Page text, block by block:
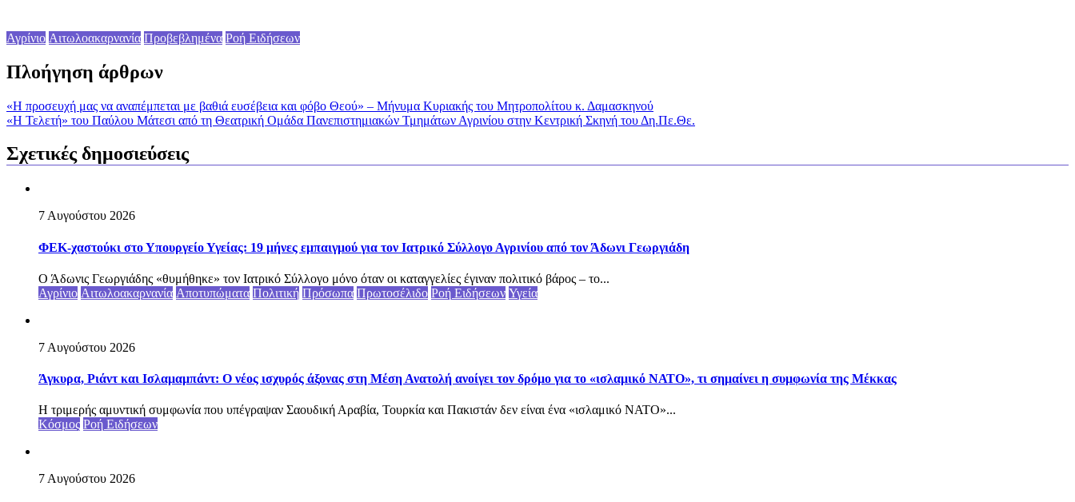
Αγρίνιο Αιτωλοακαρνανία Προβεβλημένα Ροή Ειδήσεων
Πλοήγηση άρθρων
«Η προσευχή μας να αναπέμπεται με βαθιά ευσέβεια και φόβο Θεού» – Mήνυμα Κυριακής του Μητροπολίτου κ. Δαμασκηνού
«Η Τελετή» του Παύλου Μάτεσι από τη Θεατρική Ομάδα Πανεπιστημιακών Τμημάτων Αγρινίου στην Κεντρική Σκηνή του Δη.Πε.Θε.
Σχετικές δημοσιεύσεις
7 Αυγούστου 2026
ΦΕΚ-χαστούκι στο Υπουργείο Υγείας: 19 μήνες εμπαιγμού για τον Ιατρικό Σύλλογο Αγρινίου από τον Άδωνι Γεωργιάδη
Ο Άδωνις Γεωργιάδης «θυμήθηκε» τον Ιατρικό Σύλλογο μόνο όταν οι καταγγελίες έγιναν πολιτικό βάρος – το...
Αγρίνιο Αιτωλοακαρνανία Αποτυπώματα Πολιτική Πρόσωπα Πρωτοσέλιδο Ροή Ειδήσεων Υγεία
7 Αυγούστου 2026
Άγκυρα, Ριάντ και Ισλαμαμπάντ: Ο νέος ισχυρός άξονας στη Μέση Ανατολή ανοίγει τον δρόμο για το «ισλαμικό ΝΑΤΟ», τι σημαίνει η συμφωνία της Μέκκας
Η τριμερής αμυντική συμφωνία που υπέγραψαν Σαουδική Αραβία, Τουρκία και Πακιστάν δεν είναι ένα «ισλαμικό ΝΑΤΟ»...
Κόσμος Ροή Ειδήσεων
7 Αυγούστου 2026